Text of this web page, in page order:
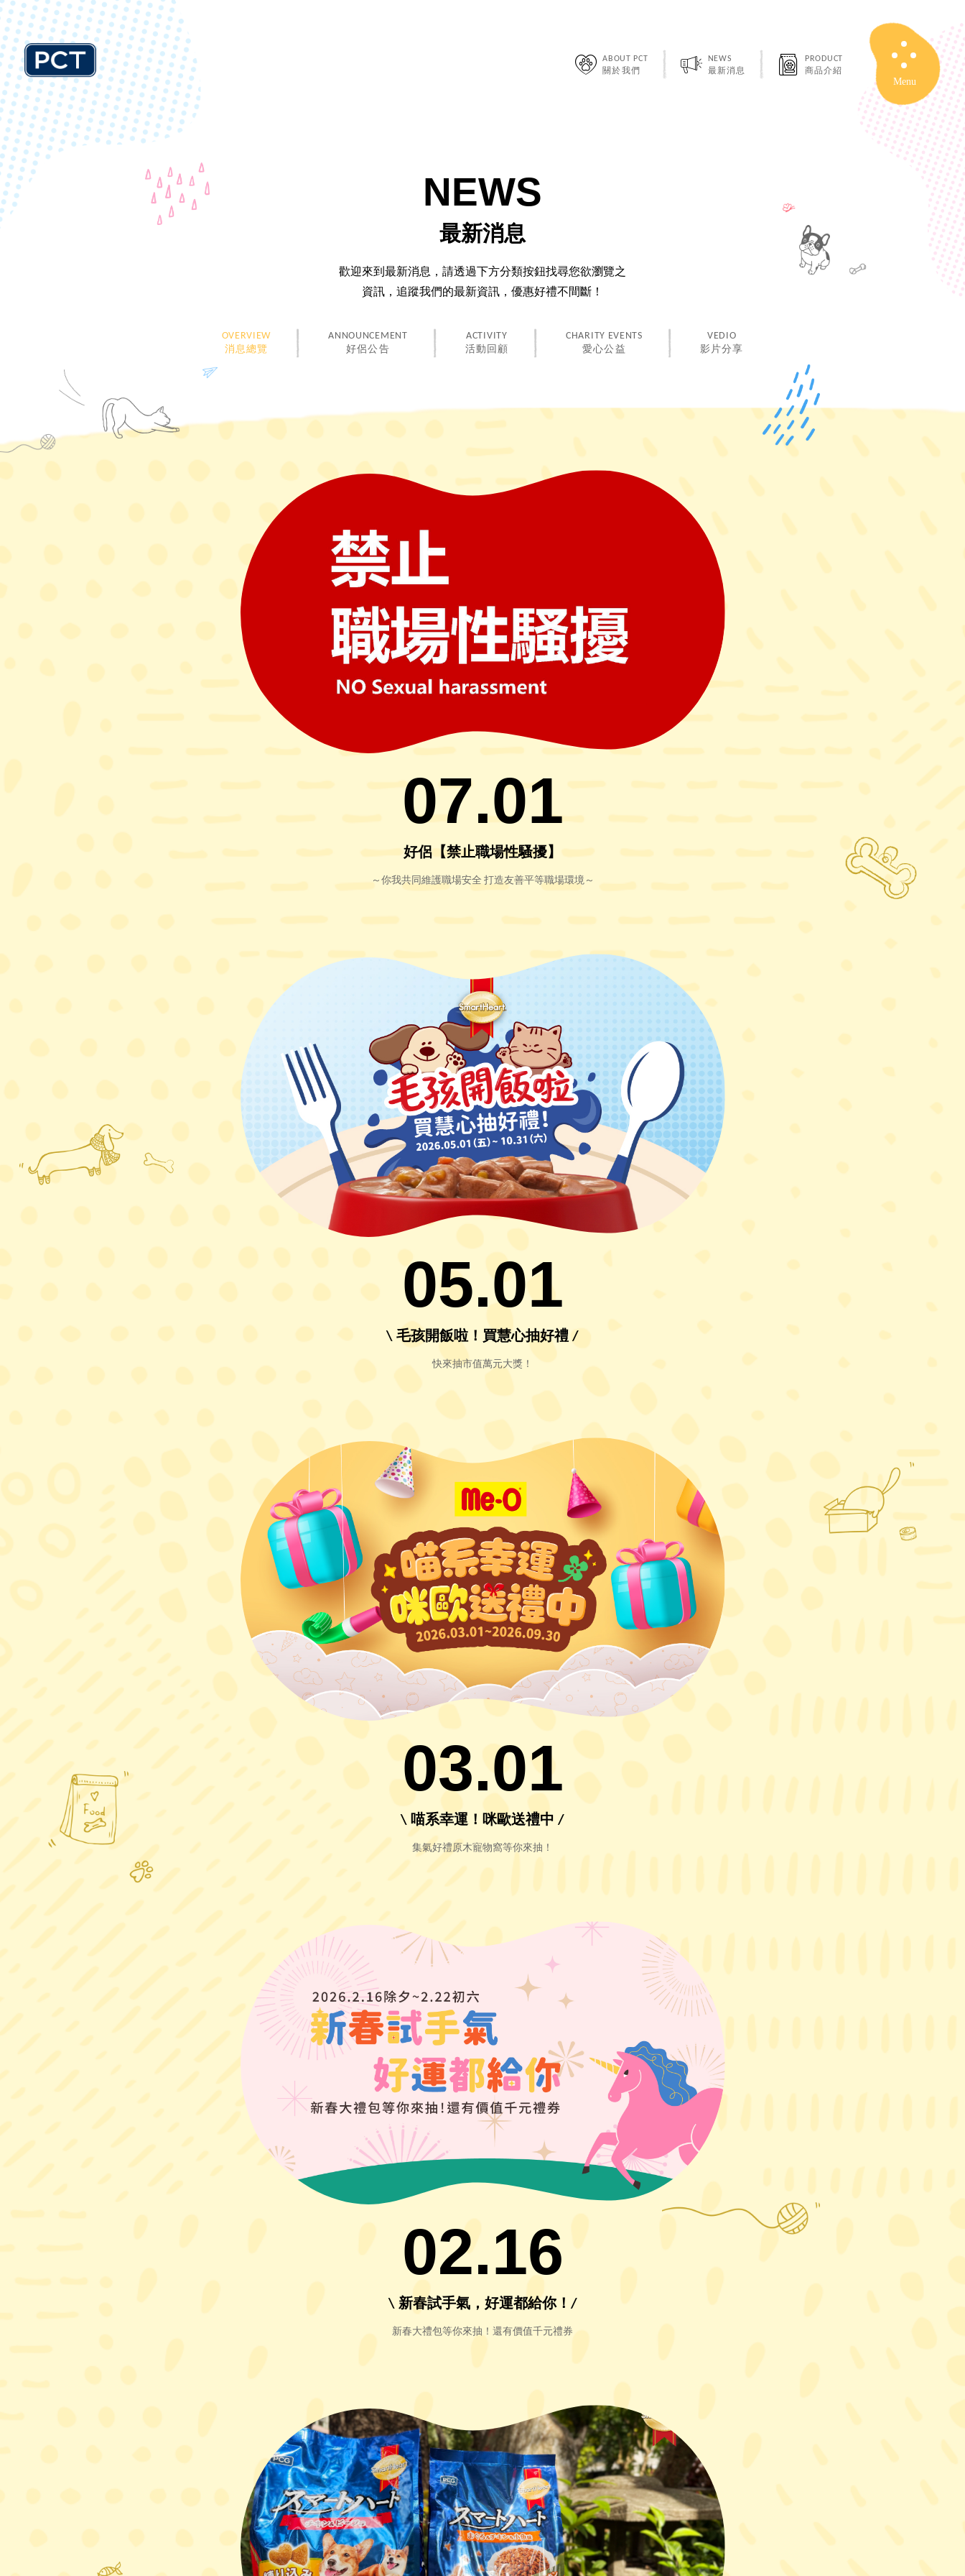
Menu Close
ABOUT PCT
關於我們
NEWS
最新消息
PRODUCT
商品介紹
NEWS
最新消息
歡迎來到最新消息，請透過下方分類按鈕找尋您欲瀏覽之
資訊，追蹤我們的最新資訊，優惠好禮不間斷！
OVERVIEW
消息總覽
ANNOUNCEMENT
好侶公告
ACTIVITY
活動回顧
CHARITY EVENTS
愛心公益
VEDIO
影片分享
07.01
好侶【禁止職場性騷擾】
～你我共同維護職場安全 打造友善平等職場環境～
05.01
\ 毛孩開飯啦！買慧心抽好禮 /
快來抽市值萬元大獎！
03.01
\ 喵系幸運！咪歐送禮中 /
集氣好禮原木寵物窩等你來抽！
02.16
\ 新春試手氣，好運都給你！/
新春大禮包等你來抽！還有價值千元禮券